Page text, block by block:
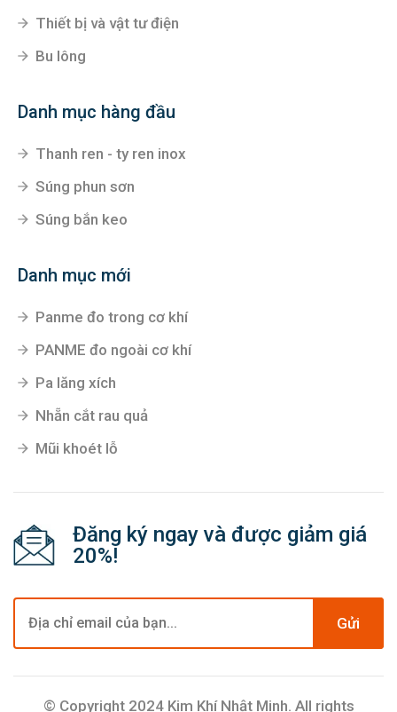
Thiết bị và vật tư điện
Bu lông
Danh mục hàng đầu
Thanh ren - ty ren inox
Súng phun sơn
Súng bắn keo
Danh mục mới
Panme đo trong cơ khí
PANME đo ngoài cơ khí
Pa lăng xích
Nhẵn cắt rau quả
Mũi khoét lỗ
Đăng ký ngay và được giảm giá
20%!
Gửi
© Copyright 2024 Kim Khí Nhật Minh. All rights